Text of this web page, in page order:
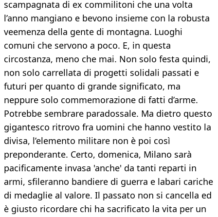
scampagnata di ex commilitoni che una volta
l’anno mangiano e bevono insieme con la robusta
veemenza della gente di montagna. Luoghi
comuni che servono a poco. E, in questa
circostanza, meno che mai. Non solo festa quindi,
non solo carrellata di progetti solidali passati e
futuri per quanto di grande significato, ma
neppure solo commemorazione di fatti d’arme.
Potrebbe sembrare paradossale. Ma dietro questo
gigantesco ritrovo fra uomini che hanno vestito la
divisa, l’elemento militare non è poi così
preponderante. Certo, domenica, Milano sarà
pacificamente invasa 'anche' da tanti reparti in
armi, sfileranno bandiere di guerra e labari cariche
di medaglie al valore. Il passato non si cancella ed
è giusto ricordare chi ha sacrificato la vita per un